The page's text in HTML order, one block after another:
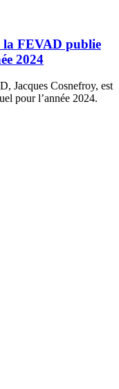
la FEVAD publie
2024
Jacques Cosnefroy, est
pour l’année 2024.